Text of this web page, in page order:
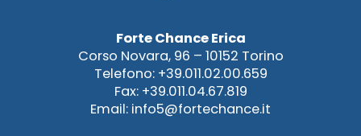
Forte Chance Erica
Corso Novara, 96 – 10152 Torino
Telefono: +39.011.02.00.659
Fax: +39.011.04.67.819
Email: info5@fortechance.it